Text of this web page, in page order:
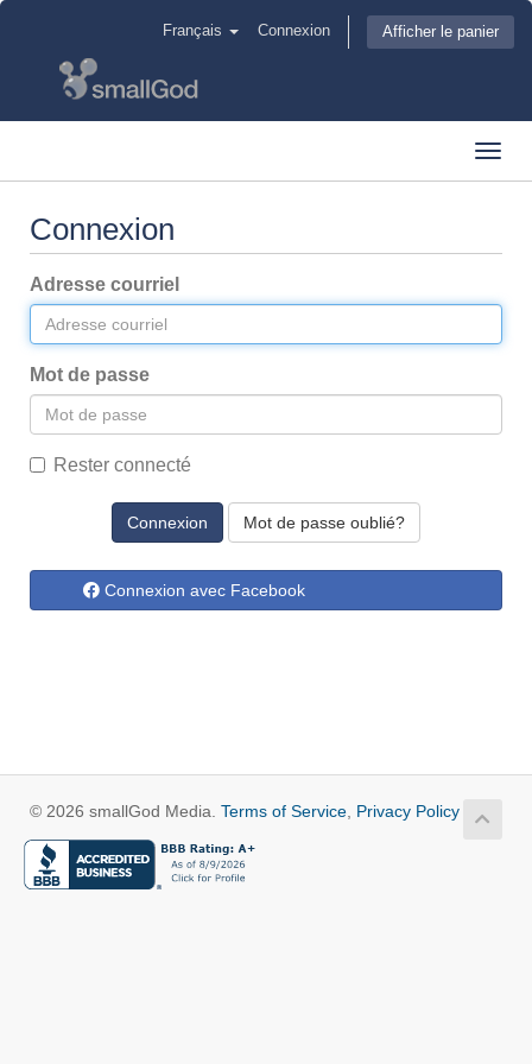
Français Connexion Afficher le panier
Connexion
Adresse courriel
Mot de passe
Rester connecté
Mot de passe oublié?
Connexion avec Facebook
© 2026 smallGod Media. Terms of Service Privacy Policy